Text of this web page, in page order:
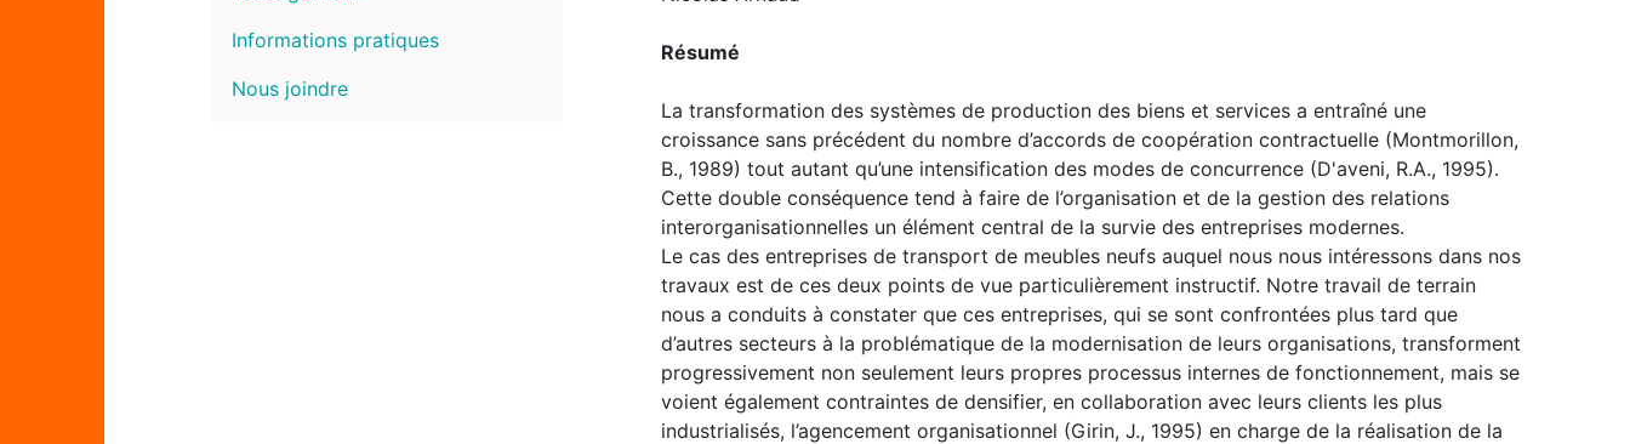
Informations pratiques
Nous joindre
Résumé
La transformation des systèmes de production des biens et services a entraîné une
croissance sans précédent du nombre d’accords de coopération contractuelle (Montmorillon,
B., 1989) tout autant qu’une intensification des modes de concurrence (D'aveni, R.A., 1995).
Cette double conséquence tend à faire de l’organisation et de la gestion des relations
interorganisationnelles un élément central de la survie des entreprises modernes.
Le cas des entreprises de transport de meubles neufs auquel nous nous intéressons dans nos
travaux est de ces deux points de vue particulièrement instructif. Notre travail de terrain
nous a conduits à constater que ces entreprises, qui se sont confrontées plus tard que
d’autres secteurs à la problématique de la modernisation de leurs organisations, transforment
progressivement non seulement leurs propres processus internes de fonctionnement, mais se
voient également contraintes de densifier, en collaboration avec leurs clients les plus
industrialisés, l’agencement organisationnel (Girin, J., 1995) en charge de la réalisation de la